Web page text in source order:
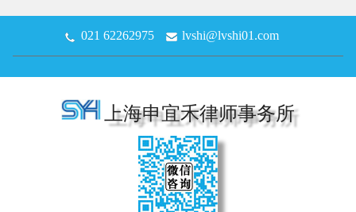
021 62262975 lvshi@lvshi01.com
上海申宜禾律师事务所